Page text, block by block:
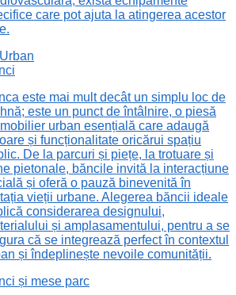
care pot ajuta la atingerea acestor
este mai mult decât un simplu loc de
este un punct de întâlnire, o piesă
urban esențială care adaugă
și funcționalitate oricărui spațiu
De la parcuri și piețe, la trotuare și
pietonale, băncile invită la interacțiune
și oferă o pauză binevenită în
vieții urbane. Alegerea băncii ideale
considerarea designului,
și amplasamentului, pentru a se
că se integrează perfect în contextul
și îndeplinește nevoile comunității.
și mese parc